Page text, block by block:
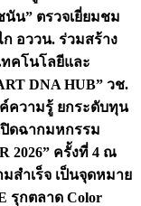
นัน” ตรวจเยี่ยมชม
อววน. ร่วมสร้าง
คโนโลยีและ
DNA HUB” วช.
ความรู้ ยกระดับทุน
ปิดฉากมหกรรม
2026” ครั้งที่ 4 ณ
สำเร็จ เป็นจุดหมาย
รุกตลาด Color